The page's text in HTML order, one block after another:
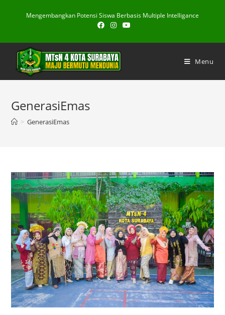
Mengembangkan Potensi Siswa Berbasis Multiple Intelligance
Menu
GenerasiEmas
> GenerasiEmas